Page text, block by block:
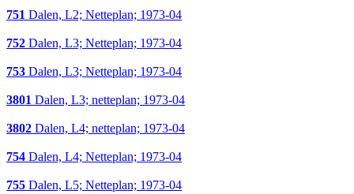
751 Dalen, L2; Netteplan; 1973-04
752 Dalen, L3; Netteplan; 1973-04
753 Dalen, L3; Netteplan; 1973-04
3801 Dalen, L3; netteplan; 1973-04
3802 Dalen, L4; netteplan; 1973-04
754 Dalen, L4; Netteplan; 1973-04
755 Dalen, L5; Netteplan; 1973-04